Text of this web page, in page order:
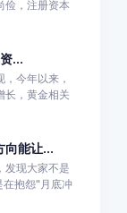
俭，注册资本
...
今年以来，
长，黄金相关
向能让...
发现大家不是
抱怨"月底冲